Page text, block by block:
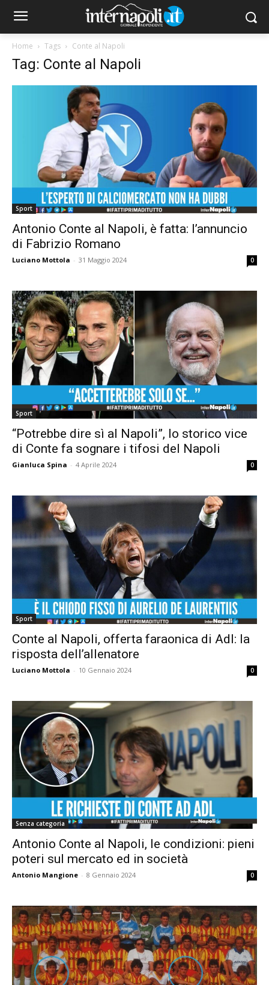
Home Tags Conte al Napoli
Tag: Conte al Napoli
Sport
Antonio Conte al Napoli, è fatta: l’annuncio
di Fabrizio Romano
Luciano Mottola - 31 Maggio 2024 0
Sport
“Potrebbe dire sì al Napoli”, lo storico vice
di Conte fa sognare i tifosi del Napoli
Gianluca Spina - 4 Aprile 2024 0
Sport
Conte al Napoli, offerta faraonica di Adl: la
risposta dell’allenatore
Luciano Mottola - 10 Gennaio 2024 0
Senza categoria
Antonio Conte al Napoli, le condizioni: pieni
poteri sul mercato ed in società
Antonio Mangione - 8 Gennaio 2024 0